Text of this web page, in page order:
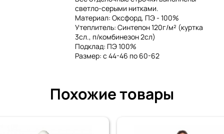
светло-серыми нитками.
Материал: Оксфорд, ПЭ - 100%
Утеплитель: Синтепон 120г/м² (куртка
3сл., п/комбинезон 2сл)
Подклад: ПЭ 100%
Размер: с 44-46 по 60-62
Похожие товары